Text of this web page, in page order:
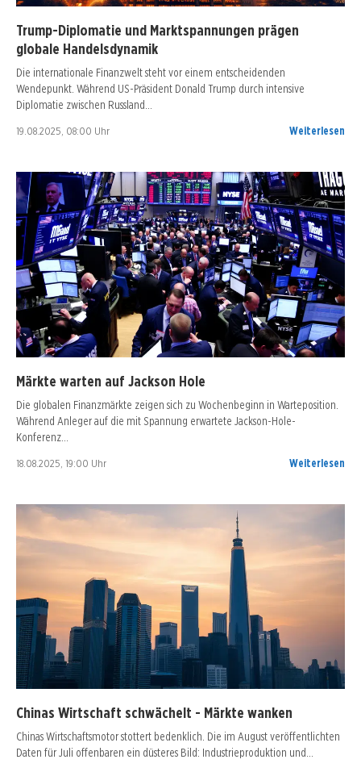
Trump-Diplomatie und Marktspannungen prägen
globale Handelsdynamik
Die internationale Finanzwelt steht vor einem entscheidenden
Wendepunkt. Während US-Präsident Donald Trump durch intensive
Diplomatie zwischen Russland…
19.08.2025, 08:00 Uhr Weiterlesen
Märkte warten auf Jackson Hole
Die globalen Finanzmärkte zeigen sich zu Wochenbeginn in Warteposition.
Während Anleger auf die mit Spannung erwartete Jackson-Hole-
Konferenz…
18.08.2025, 19:00 Uhr Weiterlesen
Chinas Wirtschaft schwächelt - Märkte wanken
Chinas Wirtschaftsmotor stottert bedenklich. Die im August veröffentlichten
Daten für Juli offenbaren ein düsteres Bild: Industrieproduktion und…